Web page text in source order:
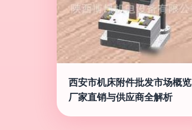
西安市机床附件批发市场概览
厂家直销与供应商全解析